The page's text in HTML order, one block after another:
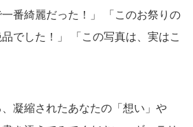
一番綺麗だった！」 「このお祭りの
でした！」 「この写真は、実はこ
凝縮されたあなたの「想い」や